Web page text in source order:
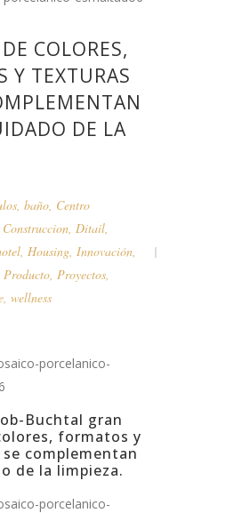
COLORES,
Y TEXTURAS
DE LA
, baño, Centro
Construccion, Ditail,
, Housing, Innovación,
Producto, Proyectos,
, wellness
Buchtal gran
formatos y
complementan
de la limpieza.